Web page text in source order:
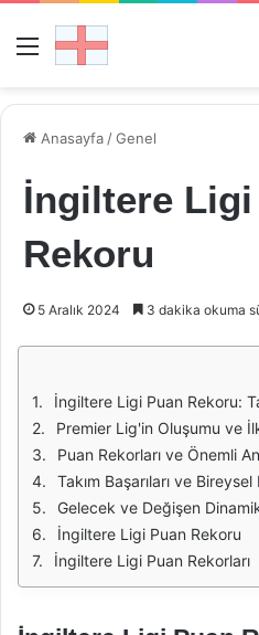
Menü
Anasayfa /Genel
İngiltere Ligi
Rekoru
5 Aralık 2024 3 dakika okuma
İngiltere Ligi Puan Rekoru:
Premier Lig'in Oluşumu ve
Puan Rekorları ve Önemli
Takım Başarıları ve
Gelecek ve Değişen
İngiltere Ligi Puan Rekoru
İngiltere Ligi Puan Rekorları